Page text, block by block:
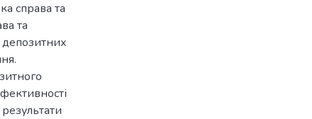
справа та
та
депозитних